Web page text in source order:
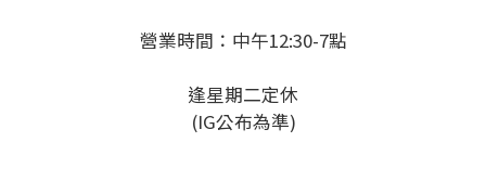
營業時間：中午12:30-7點
逢星期二定休
(IG公布為準)